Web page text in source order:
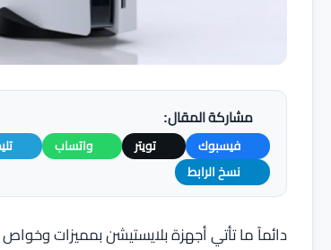
مشاركة المقال:
فيسبوك تويتر واتساب
نسخ الرابط
دائماً ما تأتي أجهزة بلايستيشن بمميزات وخواص